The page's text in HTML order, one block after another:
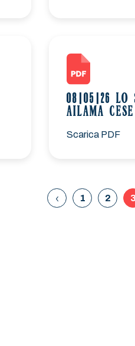
08|05|26 LO
AILAMA
Scarica PDF
1 2 3